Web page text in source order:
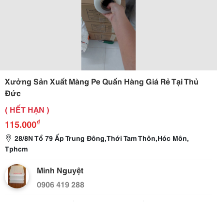
Xưởng Sản Xuất Màng Pe Quấn Hàng Giá Rẻ Tại Thủ
Đức
( HẾT HẠN )
115.000₫
28/8N Tổ 79 Ấp Trung Đông,Thới Tam Thôn,Hóc Môn,
Tphcm
Minh Nguyệt
0906 419 288